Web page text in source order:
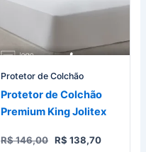
Protetor de Colchão
Protetor de Colchão
Premium King Jolitex
R$146,00 O
R$ 138,70O